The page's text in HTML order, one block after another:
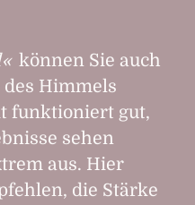
können Sie auch
Himmels
funktioniert gut,
sehen
aus. Hier
die Stärke